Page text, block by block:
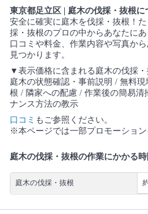
東京都足立区 | 庭木の伐採・抜根に
安全に確実に庭木を伐採・抜根！
採・抜根のプロの中からあなたに
口コミや料金、作業内容や写真か
見つかります。
▼表示価格に含まれる庭木の伐採
庭木の状態確認・事前説明 / 無料
根 / 隣家への配慮 / 作業後の簡易
ナンス方法の教示
口コミ もご参照ください。
※本ページでは一部プロモーション
庭木の伐採・抜根の作業にかかる時
庭木の伐採・抜根